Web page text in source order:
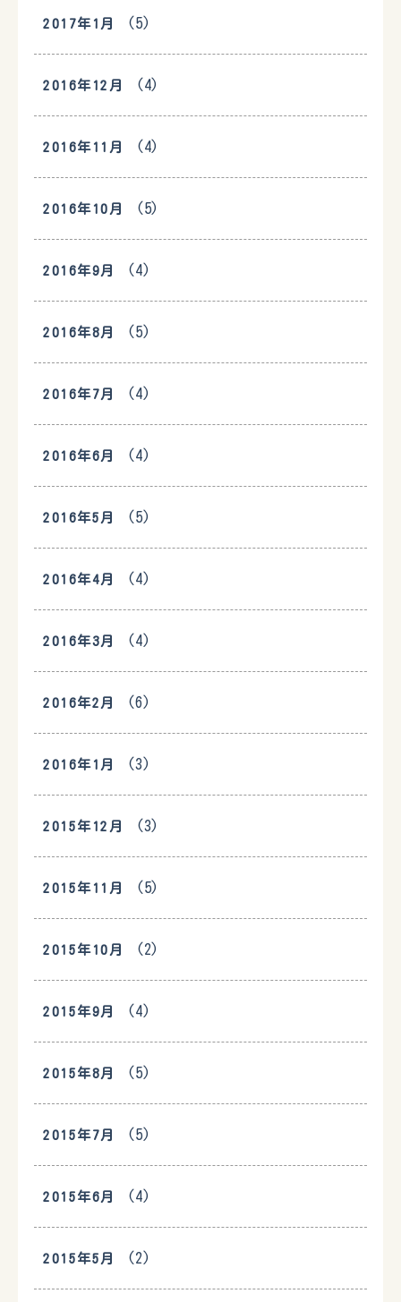
2017年1月 (5)
2016年12月 (4)
2016年11月 (4)
2016年10月 (5)
2016年9月 (4)
2016年8月 (5)
2016年7月 (4)
2016年6月 (4)
2016年5月 (5)
2016年4月 (4)
2016年3月 (4)
2016年2月 (6)
2016年1月 (3)
2015年12月 (3)
2015年11月 (5)
2015年10月 (2)
2015年9月 (4)
2015年8月 (5)
2015年7月 (5)
2015年6月 (4)
2015年5月 (2)